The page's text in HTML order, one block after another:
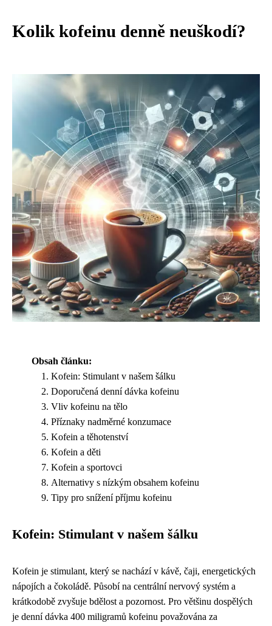
Kolik kofeinu denně neuškodí?
Obsah článku:
Kofein: Stimulant v našem šálku
Doporučená denní dávka kofeinu
Vliv kofeinu na tělo
Příznaky nadměrné konzumace
Kofein a těhotenství
Kofein a děti
Kofein a sportovci
Alternativy s nízkým obsahem kofeinu
Tipy pro snížení příjmu kofeinu
Kofein: Stimulant v našem šálku
Kofein je stimulant, který se nachází v kávě, čaji, energetických
nápojích a čokoládě. Působí na centrální nervový systém a
krátkodobě zvyšuje bdělost a pozornost. Pro většinu dospělých
je denní dávka 400 miligramů kofeinu považována za